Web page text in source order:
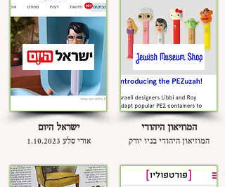
ישראל היום
אורי סלע 1.10.2023
המוזיאון היהודי
המוזיאון היהודי בניו יורק